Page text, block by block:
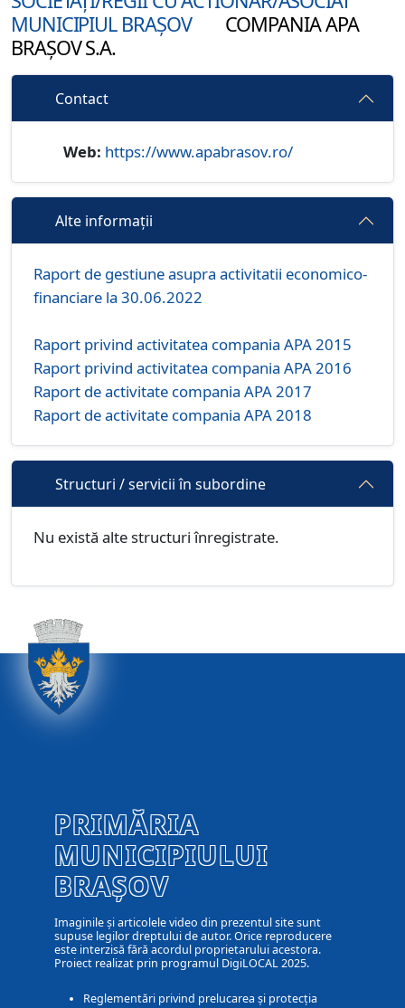
MUNICIPIUL BRAȘOV
COMPANIA APA
BRAȘOV S.A.
Contact
Web: https://www.apabrasov.ro/
Alte informații
Raport de gestiune asupra activitatii economico-
financiare la 30.06.2022
Raport privind activitatea compania APA 2015
Raport privind activitatea compania APA 2016
Raport de activitate compania APA 2017
Raport de activitate compania APA 2018
Structuri / servicii în subordine
Nu există alte structuri înregistrate.
PRIMĂRIA
MUNICIPIULUI
BRAȘOV
Imaginile și articolele video din prezentul site sunt
supuse legilor dreptului de autor. Orice reproducere
este interzisă fără acordul proprietarului acestora.
Proiect realizat prin programul DigiLOCAL 2025.
Reglementări privind prelucarea și protecția